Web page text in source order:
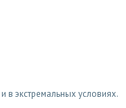
экстремальных условиях.